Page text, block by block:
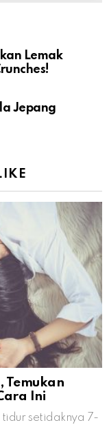
Lemak
Jepang
Temukan
Ini
setidaknya 7-